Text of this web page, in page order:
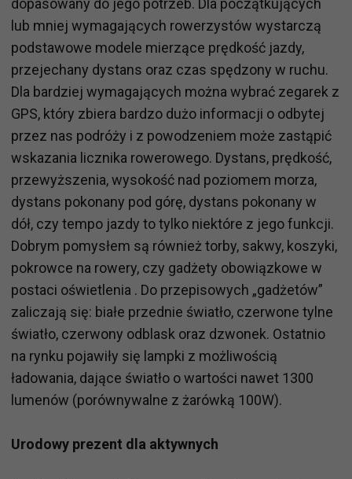
dopasowany do jego potrzeb. Dla początkujących
lub mniej wymagających rowerzystów wystarczą
podstawowe modele mierzące prędkość jazdy,
przejechany dystans oraz czas spędzony w ruchu.
Dla bardziej wymagających można wybrać zegarek z
GPS, który zbiera bardzo dużo informacji o odbytej
przez nas podróży i z powodzeniem może zastąpić
wskazania licznika rowerowego. Dystans, prędkość,
przewyższenia, wysokość nad poziomem morza,
dystans pokonany pod górę, dystans pokonany w
dół, czy tempo jazdy to tylko niektóre z jego funkcji.
Dobrym pomysłem są również torby, sakwy, koszyki,
pokrowce na rowery, czy gadżety obowiązkowe w
postaci oświetlenia . Do przepisowych „gadżetów”
zaliczają się: białe przednie światło, czerwone tylne
światło, czerwony odblask oraz dzwonek. Ostatnio
na rynku pojawiły się lampki z możliwością
ładowania, dające światło o wartości nawet 1300
lumenów (porównywalne z żarówką 100W).
Urodowy prezent dla aktywnych